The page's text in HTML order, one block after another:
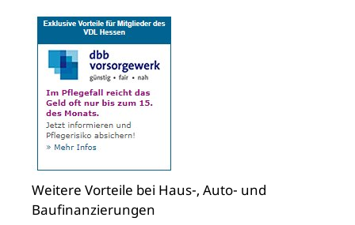
Weitere Vorteile bei Haus-, Auto- und
Baufinanzierungen